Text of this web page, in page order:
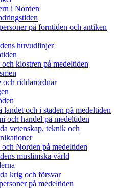
i Norden
på forntiden och antiken
huvudlinjer
klostren på medeltiden
och riddarordnar
landet och i staden på medeltiden
och handel på medeltiden
vetenskap, teknik och
och Norden på medeltiden
muslimska värld
krig och försvar
på medeltiden